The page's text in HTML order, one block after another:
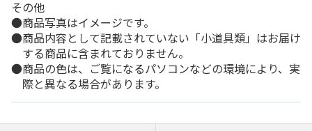
その他
商品写真はイメージです。
商品内容として記載されていない「小道具類」はお届け
する商品に含まれておりません。
商品の色は、ご覧になるパソコンなどの環境により、実
際と異なる場合があります。